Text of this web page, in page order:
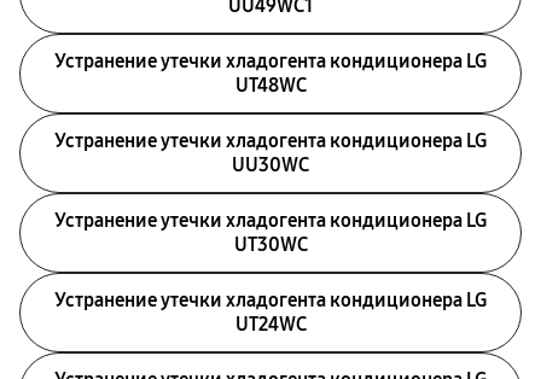
UU49WC1
Устранение утечки хладогента кондиционера LG
UT48WC
Устранение утечки хладогента кондиционера LG
UU30WC
Устранение утечки хладогента кондиционера LG
UT30WC
Устранение утечки хладогента кондиционера LG
UT24WC